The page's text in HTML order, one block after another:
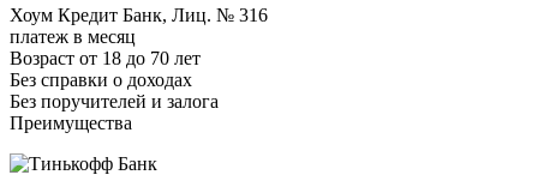
Хоум Кредит Банк, Лиц. № 316
платеж в месяц
Возраст от 18 до 70 лет
Без справки о доходах
Без поручителей и залога
Преимущества